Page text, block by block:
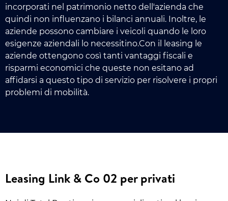
incorporati nel patrimonio netto dell'azienda che
quindi non influenzano i bilanci annuali. Inoltre, le
aziende possono cambiare i veicoli quando le loro
esigenze aziendali lo necessitino.Con il leasing le
aziende ottengono così tanti vantaggi fiscali e
risparmi economici che queste non esitano ad
affidarsi a questo tipo di servizio per risolvere i propri
problemi di mobilità.
Leasing Link & Co 02 per privati